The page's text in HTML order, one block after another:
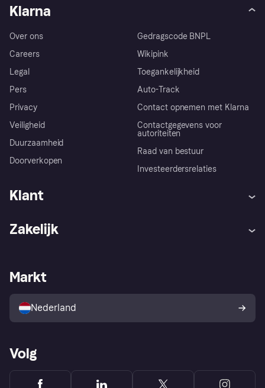
Klarna
Over ons
Careers
Legal
Pers
Privacy
Veiligheid
Duurzaamheid
Doorverkopen
Gedragscode BNPL
Wikipink
Toegankelijkheid
Auto-Track
Contact opnemen met Klarna
Contactgegevens voor
autoriteiten
Raad van bestuur
Investeerdersrelaties
Klant
Winkeloverzicht
Kopersbescherming voor
consumenten
Zakelijk
Zakelijke login
Markt
Nederland
Volg